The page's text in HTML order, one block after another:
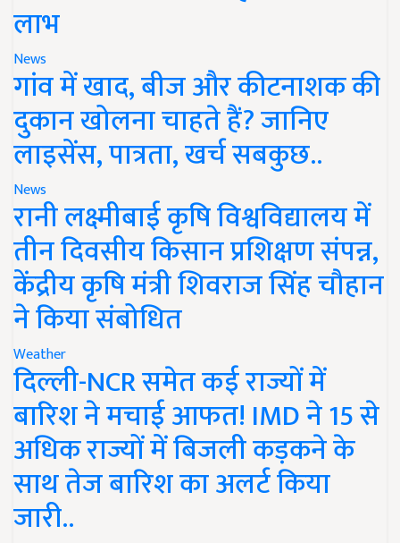
लाभ
News
गांव में खाद, बीज और कीटनाशक की
दुकान खोलना चाहते हैं? जानिए
लाइसेंस, पात्रता, खर्च सबकुछ..
News
रानी लक्ष्मीबाई कृषि विश्वविद्यालय में
तीन दिवसीय किसान प्रशिक्षण संपन्न,
केंद्रीय कृषि मंत्री शिवराज सिंह चौहान
ने किया संबोधित
Weather
दिल्ली-NCR समेत कई राज्यों में
बारिश ने मचाई आफत! IMD ने 15 से
अधिक राज्यों में बिजली कड़कने के
साथ तेज बारिश का अलर्ट किया
जारी..